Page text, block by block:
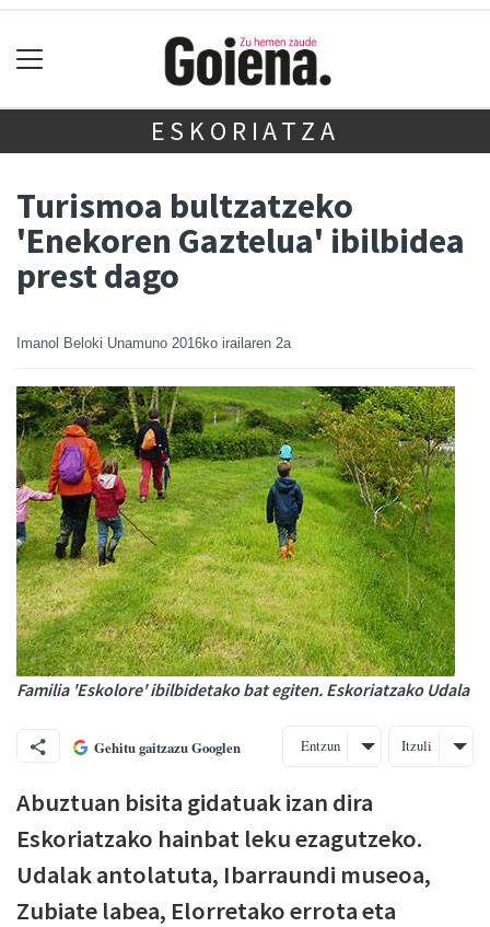
ESKORIATZA
Turismoa bultzatzeko
'Enekoren Gaztelua' ibilbidea
prest dago
Imanol Beloki Unamuno 2016ko irailaren 2a
Familia 'Eskolore' ibilbidetako bat egiten. Eskoriatzako Udala
Gehitu gaitzazu Googlen Entzun Itzuli
Abuztuan bisita gidatuak izan dira
Eskoriatzako hainbat leku ezagutzeko.
Udalak antolatuta, Ibarraundi museoa,
Zubiate labea, Elorretako errota eta